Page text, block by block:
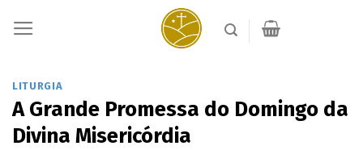
LITURGIA
A Grande Promessa do Domingo da
Divina Misericórdia